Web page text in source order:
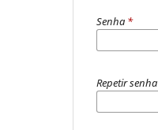
Senha *
Repetir senha